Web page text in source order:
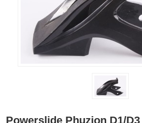
Powerslide Phuzion D1/